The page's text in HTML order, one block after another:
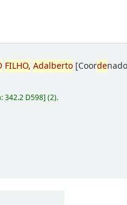
FILHO, Adalberto [Coorde
342.2 D598](2).